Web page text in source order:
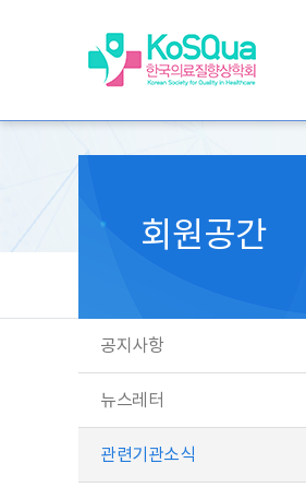
회원공간
공지사항
뉴스레터
관련기관소식